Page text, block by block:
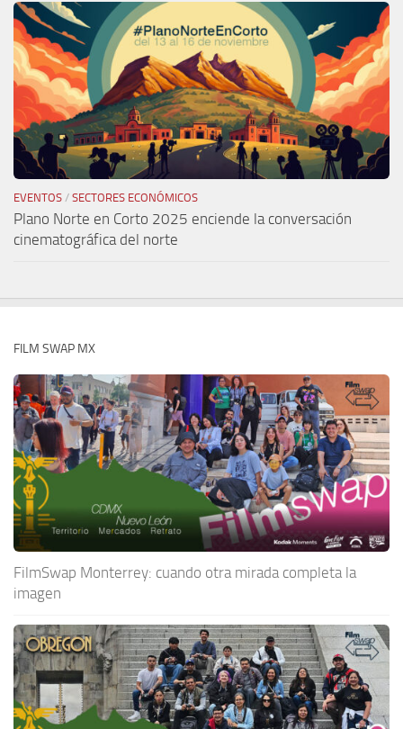
EVENTOS / SECTORES ECONÓMICOS
Plano Norte en Corto 2025 enciende la conversación
cinematográfica del norte
FILM SWAP MX
FilmSwap Monterrey: cuando otra mirada completa la
imagen